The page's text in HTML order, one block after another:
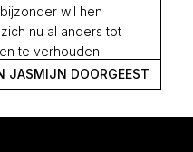
wil hen
nu al anders tot
te verhouden.
JASMIJN DOORGEEST